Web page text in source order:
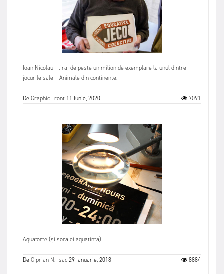
Ioan Nicolau - tiraj de peste un milion de exemplare la unul dintre
jocurile sale – Animale din continente.
DeGraphic Front 11 Iunie, 2020 7091
Aquaforte (și sora ei aquatinta)
DeCiprian N. Isac29 Ianuarie, 2018 8884